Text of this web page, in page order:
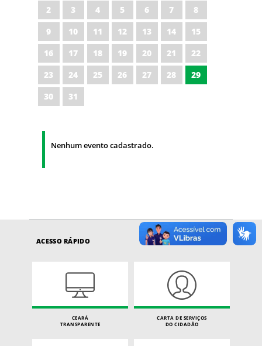
2
3 4 5 6 7
8
9
10 11 12 13 14
15
16
17 18 19 20 21
22
23
24 25 26 27 28
29
30
31
Nenhum evento cadastrado.
ACESSO RÁPIDO
CEARÁ
TRANSPARENTE
CARTA DE SERVIÇOS
DO CIDADÃO